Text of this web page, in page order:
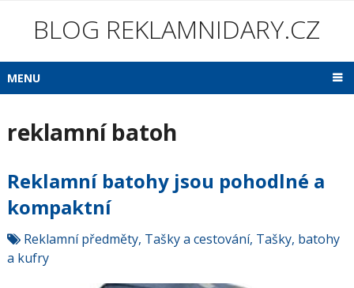
BLOG REKLAMNIDARY.CZ
MENU
reklamní batoh
Reklamní batohy jsou pohodlné a
kompaktní
Reklamní předměty, Tašky a cestování, Tašky, batohy
a kufry